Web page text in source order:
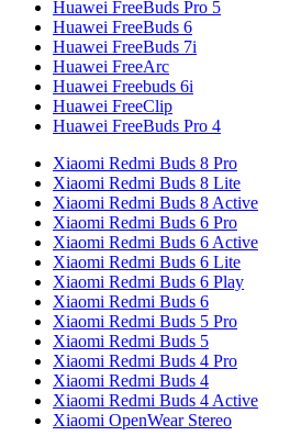
Huawei FreeBuds Pro 5
Huawei FreeBuds 6
Huawei FreeBuds 7i
Huawei FreeArc
Huawei Freebuds 6i
Huawei FreeClip
Huawei FreeBuds Pro 4
Xiaomi Redmi Buds 8 Pro
Xiaomi Redmi Buds 8 Lite
Xiaomi Redmi Buds 8 Active
Xiaomi Redmi Buds 6 Pro
Xiaomi Redmi Buds 6 Active
Xiaomi Redmi Buds 6 Lite
Xiaomi Redmi Buds 6 Play
Xiaomi Redmi Buds 6
Xiaomi Redmi Buds 5 Pro
Xiaomi Redmi Buds 5
Xiaomi Redmi Buds 4 Pro
Xiaomi Redmi Buds 4
Xiaomi Redmi Buds 4 Active
Xiaomi OpenWear Stereo